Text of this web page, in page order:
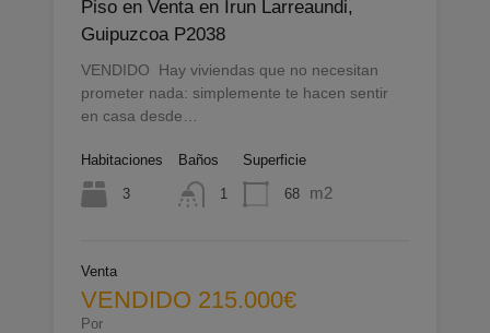
Piso en Venta en Irun Larreaundi,
Guipuzcoa P2038
VENDIDO Hay viviendas que no necesitan
prometer nada: simplemente te hacen sentir
en casa desde…
Habitaciones
3
Baños
1
Superficie
68 m2
Venta
VENDIDO 215.000€
Por